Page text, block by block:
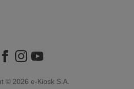
© 2026 e-Kiosk S.A.